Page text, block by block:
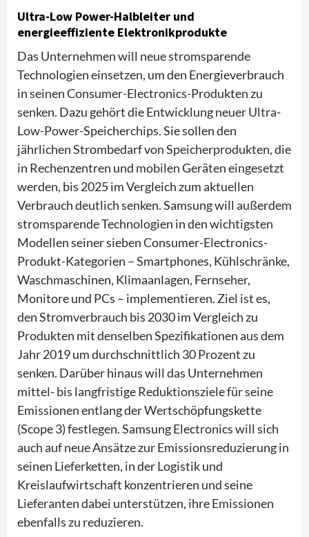
Ultra-Low Power-Halbleiter und
energieeffiziente Elektronikprodukte
Das Unternehmen will neue stromsparende
Technologien einsetzen, um den Energieverbrauch
in seinen Consumer-Electronics-Produkten zu
senken. Dazu gehört die Entwicklung neuer Ultra-
Low-Power-Speicherchips. Sie sollen den
jährlichen Strombedarf von Speicherprodukten, die
in Rechenzentren und mobilen Geräten eingesetzt
werden, bis 2025 im Vergleich zum aktuellen
Verbrauch deutlich senken. Samsung will außerdem
stromsparende Technologien in den wichtigsten
Modellen seiner sieben Consumer-Electronics-
Produkt-Kategorien – Smartphones, Kühlschränke,
Waschmaschinen, Klimaanlagen, Fernseher,
Monitore und PCs – implementieren. Ziel ist es,
den Stromverbrauch bis 2030 im Vergleich zu
Produkten mit denselben Spezifikationen aus dem
Jahr 2019 um durchschnittlich 30 Prozent zu
senken. Darüber hinaus will das Unternehmen
mittel- bis langfristige Reduktionsziele für seine
Emissionen entlang der Wertschöpfungskette
(Scope 3) festlegen. Samsung Electronics will sich
auch auf neue Ansätze zur Emissionsreduzierung in
seinen Lieferketten, in der Logistik und
Kreislaufwirtschaft konzentrieren und seine
Lieferanten dabei unterstützen, ihre Emissionen
ebenfalls zu reduzieren.